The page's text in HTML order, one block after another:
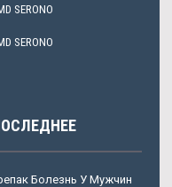
SERONO
SERONO
Болезнь У Мужчин